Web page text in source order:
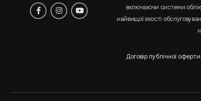
включаючи системи
найвищої якості
Договір публічної оферти